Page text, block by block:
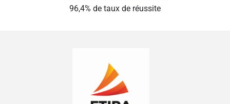
96,4% de taux de réussite